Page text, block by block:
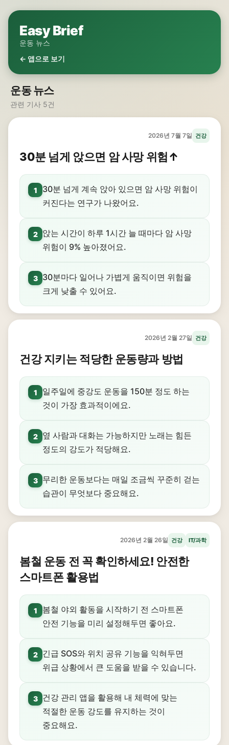
Easy Brief
운동 뉴스
← 앱으로 보기
운동 뉴스
관련 기사 5건
2026년 7월 7일 건강
30분 넘게 앉으면 암 사망 위험↑
1
30분 넘게 계속 앉아 있으면 암 사망 위험이
커진다는 연구가 나왔어요.
2
앉는 시간이 하루 1시간 늘 때마다 암 사망
위험이 9% 높아졌어요.
3
30분마다 일어나 가볍게 움직이면 위험을
크게 낮출 수 있어요.
2026년 2월 27일 건강
건강 지키는 적당한 운동량과 방법
1
일주일에 중강도 운동을 150분 정도 하는
것이 가장 효과적이에요.
2
옆 사람과 대화는 가능하지만 노래는 힘든
정도의 강도가 적당해요.
3
무리한 운동보다는 매일 조금씩 꾸준히 걷는
습관이 무엇보다 중요해요.
2026년 2월 26일 건강 IT/과학
봄철 운동 전 꼭 확인하세요! 안전한
스마트폰 활용법
1
봄철 야외 활동을 시작하기 전 스마트폰
안전 기능을 미리 설정해두면 좋아요.
2
긴급 SOS와 위치 공유 기능을 익혀두면
위급 상황에서 큰 도움을 받을 수 있습니다.
3
건강 관리 앱을 활용해 내 체력에 맞는
적절한 운동 강도를 유지하는 것이
중요해요.